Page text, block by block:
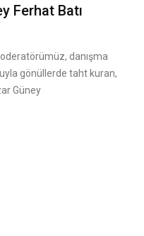
Ferhat Batı
danışma
gönüllerde taht kuran,
Güney